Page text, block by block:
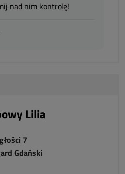
nad nim kontrolę!
Lilia
7
Gdański